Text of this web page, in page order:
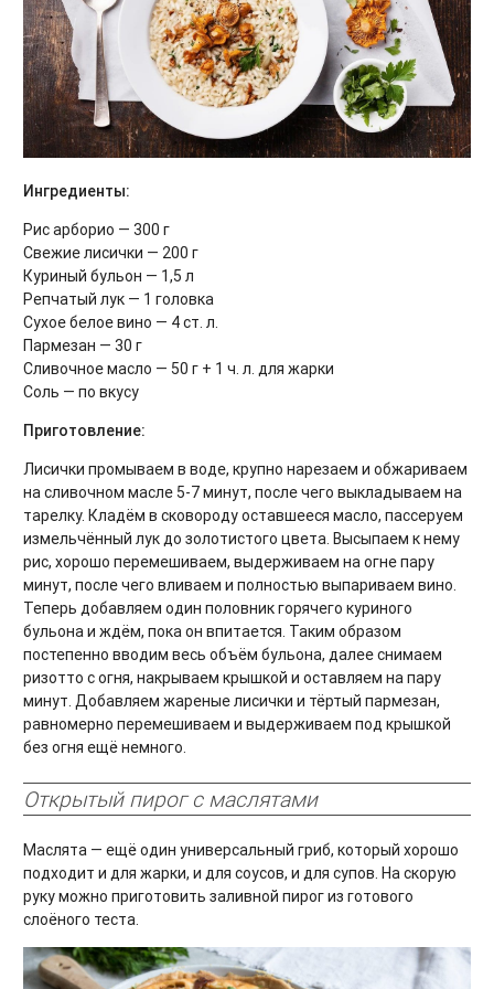
Ингредиенты:
Рис арборио — 300 г
Свежие лисички — 200 г
Куриный бульон — 1,5 л
Репчатый лук — 1 головка
Сухое белое вино — 4 ст. л.
Пармезан — 30 г
Сливочное масло — 50 г + 1 ч. л. для жарки
Соль — по вкусу
Приготовление:
Лисички промываем в воде, крупно нарезаем и обжариваем
на сливочном масле 5-7 минут, после чего выкладываем на
тарелку. Кладём в сковороду оставшееся масло, пассеруем
измельчённый лук до золотистого цвета. Высыпаем к нему
рис, хорошо перемешиваем, выдерживаем на огне пару
минут, после чего вливаем и полностью выпариваем вино.
Теперь добавляем один половник горячего куриного
бульона и ждём, пока он впитается. Таким образом
постепенно вводим весь объём бульона, далее снимаем
ризотто с огня, накрываем крышкой и оставляем на пару
минут. Добавляем жареные лисички и тёртый пармезан,
равномерно перемешиваем и выдерживаем под крышкой
без огня ещё немного.
Открытый пирог с маслятами
Маслята — ещё один универсальный гриб, который хорошо
подходит и для жарки, и для соусов, и для супов. На скорую
руку можно приготовить заливной пирог из готового
слоёного теста.